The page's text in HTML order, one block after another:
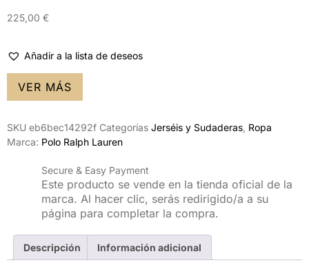
225,00 €
Añadir a la lista de deseos
VER MÁS
SKU eb6bec14292f Categorías Jerséis y Sudaderas Ropa
Marca: Polo Ralph Lauren
Secure & Easy Payment
Este producto se vende en la tienda oficial de la
marca. Al hacer clic, serás redirigido/a a su
página para completar la compra.
Descripción Información adicional